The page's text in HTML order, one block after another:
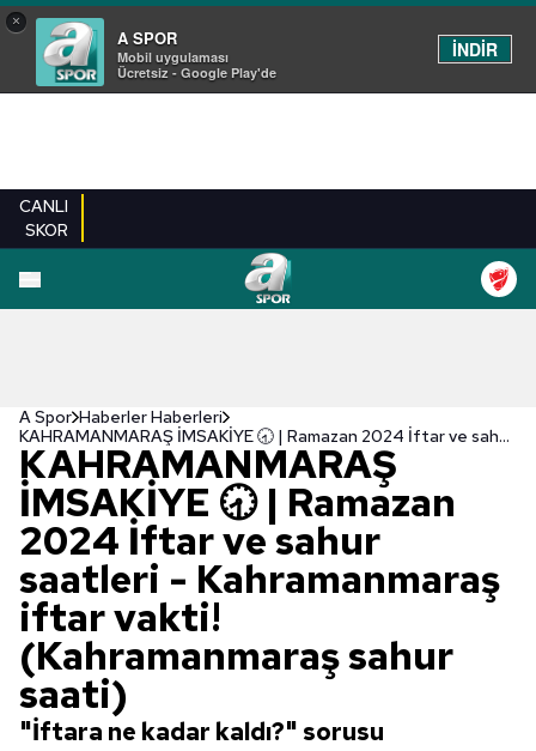
×
A SPOR
Mobil uygulaması
Ücretsiz - Google Play'de
İNDİR
CANLI
SKOR
A Spor Haberler Haberleri
KAHRAMANMARAŞ İMSAKİYE 🕣 | Ramazan 2024 İftar ve sahur saatleri - Kahramanmaraş iftar vakti! (Kahramanmaraş sahur saati)
KAHRAMANMARAŞ
İMSAKİYE 🕣 | Ramazan
2024 İftar ve sahur
saatleri - Kahramanmaraş
iftar vakti!
(Kahramanmaraş sahur
saati)
"İftara ne kadar kaldı?" sorusu